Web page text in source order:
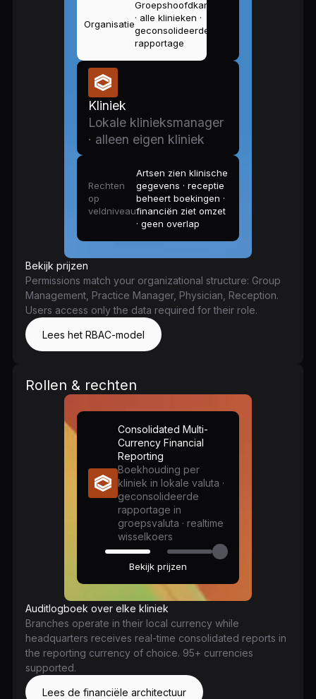
Organisatie
Groepshoofdkantoor
· alle klinieken ·
geconsolideerde
rapportage
Kliniek
Lokale klinieksmanager
· alleen eigen kliniek
Rechten
op
veldniveau
Artsen zien klinische
gegevens · receptie
beheert boekingen ·
financiën ziet omzet
· geen overlap
Bekijk prijzen
Permissions match your organizational structure: Group
Management, Practice Manager, Physician, Reception.
Users access only the data required for their role.
Lees het RBAC-model
Rollen & rechten
Consolidated Multi-
Currency Financial
Reporting
Boekhouding per
kliniek in lokale valuta ·
geconsolideerde
rapportage in
groepsvaluta · realtime
wisselkoers
Bekijk prijzen
Auditlogboek over elke kliniek
Branches operate in their local currency while
headquarters receives real-time consolidated reports in
the reporting currency of choice. 95+ currencies
supported.
Lees de financiële architectuur